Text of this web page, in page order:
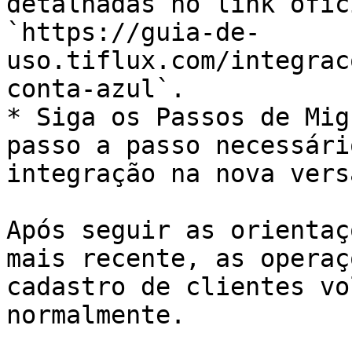
`https://guia-de-
uso.tiflux.com/
conta-azul`.
* Siga os Passos de
passo a passo
integração na nova
Após seguir as
mais recente, as
cadastro de clientes
normalmente.